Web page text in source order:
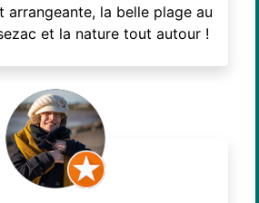
arrangeante, la belle plage au
et la nature tout autour !